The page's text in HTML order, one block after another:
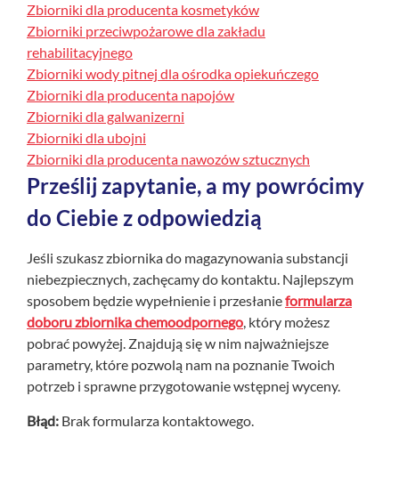
Zbiorniki dla producenta kosmetyków
Zbiorniki przeciwpożarowe dla zakładu
rehabilitacyjnego
Zbiorniki wody pitnej dla ośrodka opiekuńczego
Zbiorniki dla producenta napojów
Zbiorniki dla galwanizerni
Zbiorniki dla ubojni
Zbiorniki dla producenta nawozów sztucznych
Prześlij zapytanie, a my powrócimy
do Ciebie z odpowiedzią
Jeśli szukasz zbiornika do magazynowania substancji
niebezpiecznych, zachęcamy do kontaktu. Najlepszym
sposobem będzie wypełnienie i przesłanieformularza
doboru zbiornika chemoodpornego, który możesz
pobrać powyżej. Znajdują się w nim najważniejsze
parametry, które pozwolą nam na poznanie Twoich
potrzeb i sprawne przygotowanie wstępnej wyceny.
Błąd: Brak formularza kontaktowego.